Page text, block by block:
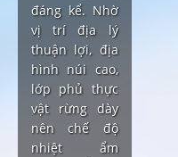
đáng kể. Nhờ
vị trí địa lý
thuận lợi, địa
hình núi cao,
lớp phủ thực
vật rừng dày
nên chế độ
nhiệt ẩm